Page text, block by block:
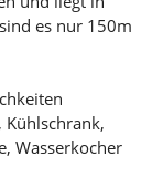
es nur 150m
Kühlschrank,
Wasserkocher